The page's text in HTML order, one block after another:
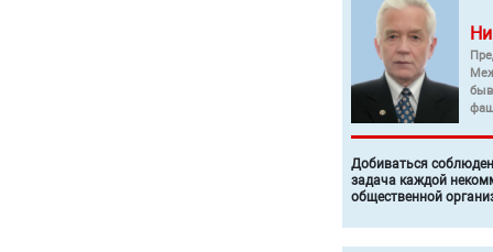
Добиваться
задача каждой
общественной